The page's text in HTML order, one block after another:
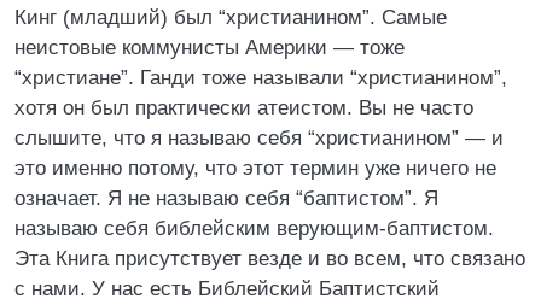
Кинг (младший) был “христианином”. Самые
неистовые коммунисты Америки — тоже
“христиане”. Ганди тоже называли “христианином”,
хотя он был практически атеистом. Вы не часто
слышите, что я называю себя “христианином” — и
это именно потому, что этот термин уже ничего не
означает. Я не называю себя “баптистом”. Я
называю себя библейским верующим-баптистом.
Эта Книга присутствует везде и во всем, что связано
с нами. У нас есть Библейский Баптистский